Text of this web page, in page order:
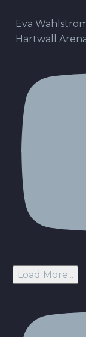
Eva
Hartwall
Load More...